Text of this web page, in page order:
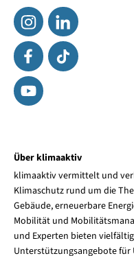
Über klimaaktiv
klimaaktiv vermittelt und
Klimaschutz rund um die
Gebäude, erneuerbare
Mobilität und
und Experten bieten
Unterstützungsangebote